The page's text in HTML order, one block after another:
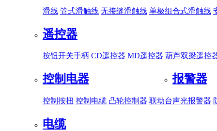
滑线 管式滑触线 无接缝滑触线 单极组合式滑触线
遥控器
按钮开关手柄 CD遥控器 MD遥控器 葫芦双梁遥控
控制电器
控制按扭 控制电缆 凸轮控制器 联动台
报警器
声光报警器
电缆